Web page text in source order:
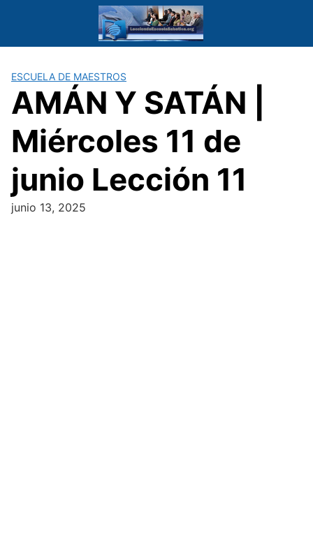
ESCUELA DE MAESTROS
AMÁN Y SATÁN |
Miércoles 11 de
junio Lección 11
junio 13, 2025